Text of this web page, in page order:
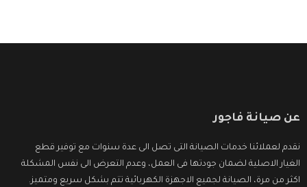
عن صيانة فاجور
نقدم لعملائنا خدمات الصيانة التى تصل الى عدة سنوات مع توفير قطع
الغيار الاصلية لضمان جودتها فى العمل، وعدم التعرض الى نفس المشكلة
اكثر من مرة، الصيانة لجميع الاجهزة الكهربائية تتم بشكل سريع ومتميز.